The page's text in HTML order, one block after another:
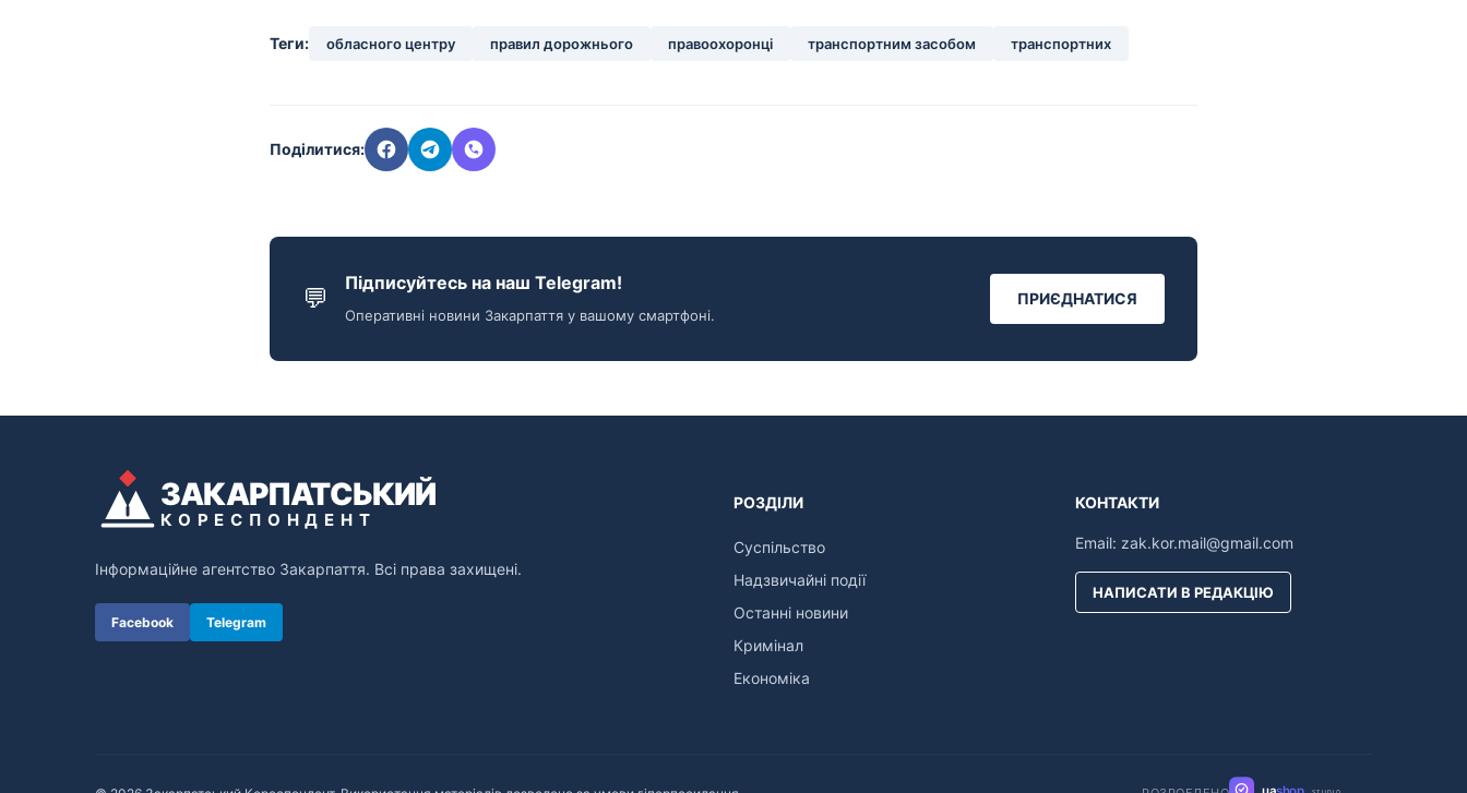
Теги: обласного центру правил дорожнього правоохоронці транспортним засобом транспортних
Поділитися:
💬 Підписуйтесь на наш Telegram!
Оперативні новини Закарпаття у вашому смартфоні.
ПРИЄДНАТИСЯ
ЗАКАРПАТСЬКИЙ
КОРЕСПОНДЕНТ
Інформаційне агентство Закарпаття. Всі права захищені.
Facebook Telegram
РОЗДІЛИ
Суспільство
Надзвичайні події
Останні новини
Кримінал
Економіка
КОНТАКТИ
Email: zak.kor.mail@gmail.com
НАПИСАТИ В РЕДАКЦІЮ
uashop STUDIO